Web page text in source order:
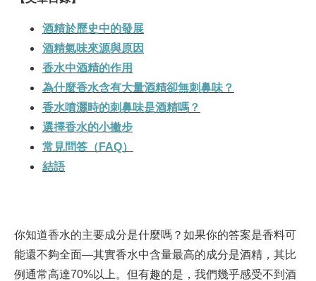
酒精於歷史中的發展
酒精氣味來源與原因
香水中酒精的作用
為什麼香水含有大量酒精卻無刺鼻味？
香水噴灑時的刺鼻味是酒精嗎？
選擇香水的小撇步
常見問答（FAQ）
結語
你知道香水的主要成分是什麼嗎？如果你的答案是香料可
能還不夠全面—其實香水中含量最高的成分是酒精，其比
例通常高達70%以上。但有趣的是，我們幾乎感受不到酒